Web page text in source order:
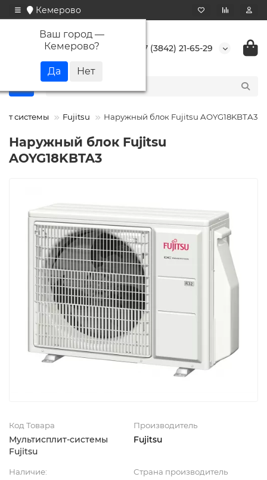
Кемерово
Ваш город —
Кемерово? +7 (3842) 21-65-29
системы Fujitsu Наружный блок Fujitsu AOYG18KBTA3
Наружный блок Fujitsu
AOYG18KBTA3
Код Товара
Мультисплит-системы
Fujitsu
Производитель
Fujitsu
Наличие: Страна производитель